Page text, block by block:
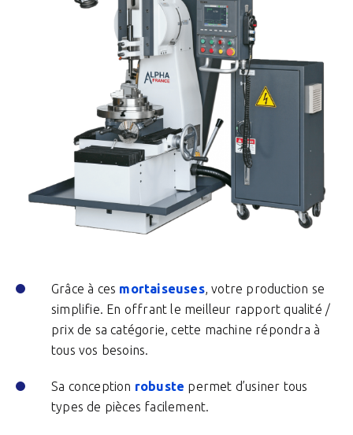
Grâce à ces mortaiseuses, votre production se
simplifie. En offrant le meilleur rapport qualité /
prix de sa catégorie, cette machine répondra à
tous vos besoins.
Sa conception robuste permet d’usiner tous
types de pièces facilement.